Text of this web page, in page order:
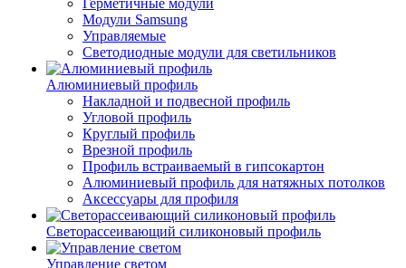
Герметичные модули
Модули Samsung
Управляемые
Светодиодные модули для светильников
Алюминиевый профиль
Накладной и подвесной профиль
Угловой профиль
Круглый профиль
Врезной профиль
Профиль встраиваемый в гипсокартон
Алюминиевый профиль для натяжных потолков
Аксессуары для профиля
Светорассеивающий силиконовый профиль
Управление светом